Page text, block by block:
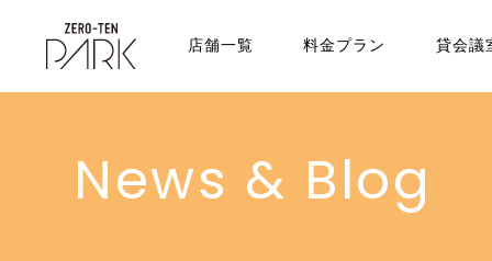
店舗一覧 料金プラン 貸会議
News & Blog